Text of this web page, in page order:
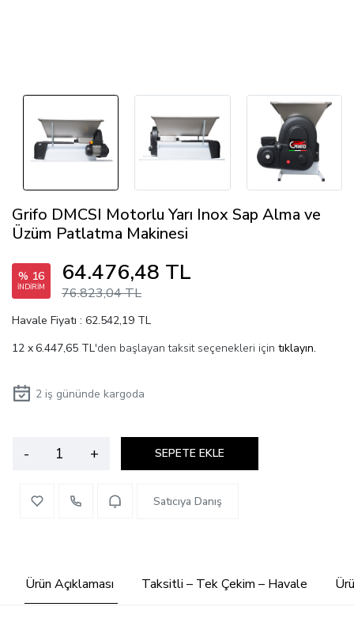
Grifo DMCSI Motorlu Yarı Inox Sap Alma ve
Üzüm Patlatma Makinesi
% 16
İNDİRİM 76.823,04 TL
64.476,48 TL
Havale Fiyatı : 62.542,19 TL
6.447,65 TL'den başlayan taksit seçenekleri için tıklayın.
2iş gününde kargoda
- + SEPETE EKLE
Satıcıya Danış
Ürün Açıklaması Taksitli – Tek Çekim – Havale